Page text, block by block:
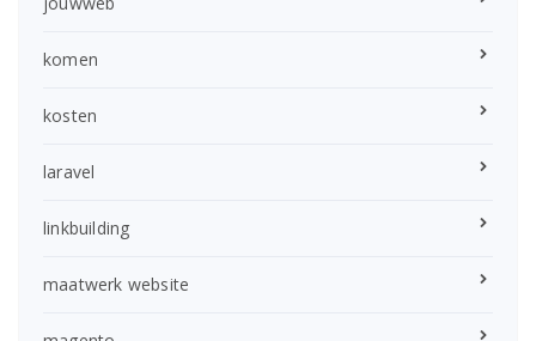
komen
kosten
laravel
linkbuilding
maatwerk website